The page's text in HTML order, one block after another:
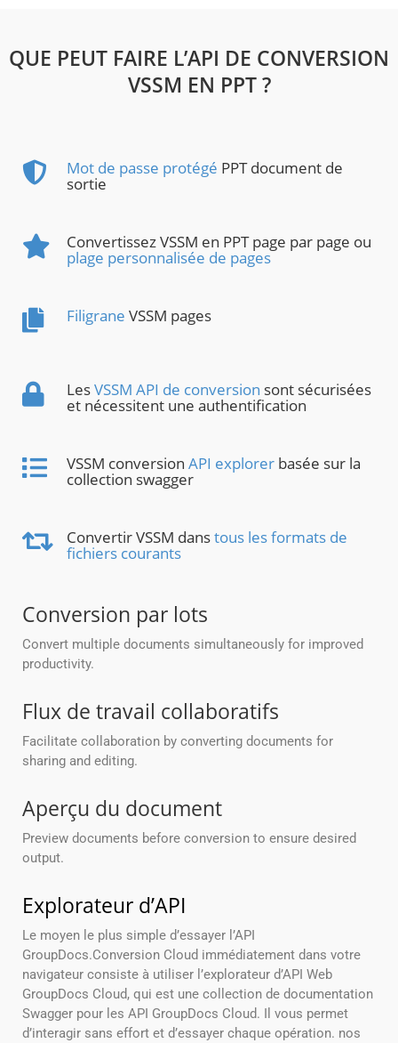
QUE PEUT FAIRE L’API DE CONVERSION
VSSM EN PPT ?
Mot de passe protégé PPT document de
sortie
Convertissez VSSM en PPT page par page ou
plage personnalisée de pages
Filigrane VSSM pages
LesVSSM API de conversion sont sécurisées
et nécessitent une authentification
VSSM conversion API explorer basée sur la
collection swagger
Convertir VSSM danstous les formats de
fichiers courants
Conversion par lots
Convert multiple documents simultaneously for improved
productivity.
Flux de travail collaboratifs
Facilitate collaboration by converting documents for
sharing and editing.
Aperçu du document
Preview documents before conversion to ensure desired
output.
Explorateur d’API
Le moyen le plus simple d’essayer l’API
GroupDocs.Conversion Cloud immédiatement dans votre
navigateur consiste à utiliser l’explorateur d’API Web
GroupDocs Cloud, qui est une collection de documentation
Swagger pour les API GroupDocs Cloud. Il vous permet
d’interagir sans effort et d’essayer chaque opération. nos